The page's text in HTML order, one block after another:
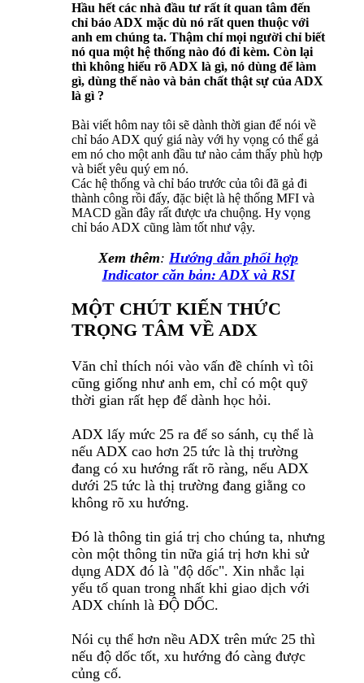
Hầu hết các nhà đầu tư rất ít quan tâm đến
chỉ báo ADX mặc dù nó rất quen thuộc với
anh em chúng ta. Thậm chí mọi người chỉ biết
nó qua một hệ thống nào đó đi kèm. Còn lại
thì không hiểu rõ ADX là gì, nó dùng để làm
gì, dùng thế nào và bản chất thật sự của ADX
là gì ?
Bài viết hôm nay tôi sẽ dành thời gian để nói về
chỉ báo ADX quý giá này với hy vọng có thể gả
em nó cho một anh đầu tư nào cảm thấy phù hợp
và biết yêu quý em nó.
Các hệ thống và chỉ báo trước của tôi đã gả đi
thành công rồi đấy, đặc biệt là hệ thống MFI và
MACD gần đây rất được ưa chuộng. Hy vọng
chỉ báo ADX cũng làm tốt như vậy.
Xem thêm: Hướng dẫn phối hợp
Indicator căn bản: ADX và RSI
MỘT CHÚT KIẾN THỨC
TRỌNG TÂM VỀ ADX
Văn chỉ thích nói vào vấn đề chính vì tôi
cũng giống như anh em, chỉ có một quỹ
thời gian rất hẹp để dành học hỏi.
ADX lấy mức 25 ra để so sánh, cụ thể là
nếu ADX cao hơn 25 tức là thị trường
đang có xu hướng rất rõ ràng, nếu ADX
dưới 25 tức là thị trường đang giằng co
không rõ xu hướng.
Đó là thông tin giá trị cho chúng ta, nhưng
còn một thông tin nữa giá trị hơn khi sử
dụng ADX đó là "độ dốc". Xin nhắc lại
yếu tố quan trong nhất khi giao dịch với
ADX chính là ĐỘ DỐC.
Nói cụ thể hơn nều ADX trên mức 25 thì
nếu độ dốc tốt, xu hướng đó càng được
củng cố.